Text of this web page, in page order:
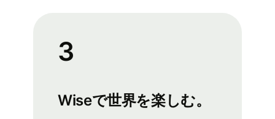
3
Wiseで世界を楽しむ。